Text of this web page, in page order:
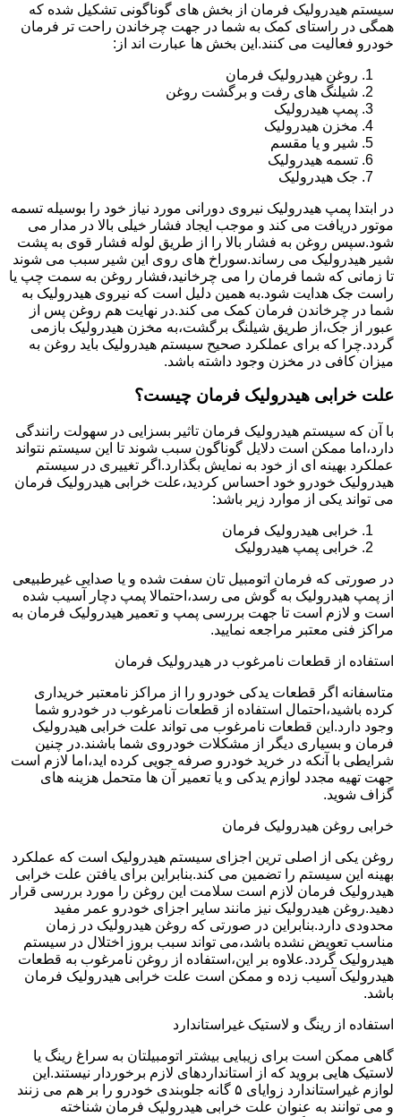
سیستم هیدرولیک فرمان از بخش های گوناگونی تشکیل شده که
همگی در راستای کمک به شما در جهت چرخاندن راحت تر فرمان
خودرو فعالیت می کنند.این بخش ها عبارت اند از:
روغن هیدرولیک فرمان
شیلنگ های رفت و برگشت روغن
پمپ هیدرولیک
مخزن هیدرولیک
شیر و یا مقسم
تسمه هیدرولیک
جک هیدرولیک
در ابتدا پمپ هیدرولیک نیروی دورانی مورد نیاز خود را بوسیله تسمه
موتور دریافت می کند و موجب ایجاد فشار خیلی بالا در مدار می
شود.سپس روغن به فشار بالا را از طریق لوله فشار قوی به پشت
شیر هیدرولیک می رساند.سوراخ های روی این شیر سبب می شوند
تا زمانی که شما فرمان را می چرخانید،فشار روغن به سمت چپ یا
راست جک هدایت شود.به همین دلیل است که نیروی هیدرولیک به
شما در چرخاندن فرمان کمک می کند.در نهایت هم روغن پس از
عبور از جک،از طریق شیلنگ برگشت،به مخزن هیدرولیک بازمی
گردد.چرا که برای عملکرد صحیح سیستم هیدرولیک باید روغن به
میزان کافی در مخزن وجود داشته باشد.
علت خرابی هیدرولیک فرمان چیست؟
با آن که سیستم هیدرولیک فرمان تاثیر بسزایی در سهولت رانندگی
دارد،اما ممکن است دلایل گوناگون سبب شوند تا این سیستم نتواند
عملکرد بهینه ای از خود به نمایش بگذارد.اگر تغییری در سیستم
هیدرولیک خودرو خود احساس کردید،علت خرابی هیدرولیک فرمان
می تواند یکی از موارد زیر باشد:
خرابی هیدرولیک فرمان
خرابی پمپ هیدرولیک
در صورتی که فرمان اتومبیل تان سفت شده و یا صدایی غیرطبیعی
از پمپ هیدرولیک به گوش می رسد،احتمالا پمپ دچار آسیب شده
است و لازم است تا جهت بررسی پمپ و تعمیر هیدرولیک فرمان به
مراکز فنی معتبر مراجعه نمایید.
استفاده از قطعات نامرغوب در هیدرولیک فرمان
متاسفانه اگر قطعات یدکی خودرو را از مراکز نامعتبر خریداری
کرده باشید،احتمال استفاده از قطعات نامرغوب در خودرو شما
وجود دارد.این قطعات نامرغوب می تواند علت خرابی هیدرولیک
فرمان و بسیاری دیگر از مشکلات خودروی شما باشند.در چنین
شرایطی با آنکه در خرید خودرو صرفه جویی کرده اید،اما لازم است
جهت تهیه مجدد لوازم یدکی و یا تعمیر آن ها متحمل هزینه های
گزاف شوید.
خرابی روغن هیدرولیک فرمان
روغن یکی از اصلی ترین اجزای سیستم هیدرولیک است که عملکرد
بهینه این سیستم را تضمین می کند.بنابراین برای یافتن علت خرابی
هیدرولیک فرمان لازم است سلامت این روغن را مورد بررسی قرار
دهید.روغن هیدرولیک نیز مانند سایر اجزای خودرو عمر مفید
محدودی دارد.بنابراین در صورتی که روغن هیدرولیک در زمان
مناسب تعویض نشده باشد،می تواند سبب بروز اختلال در سیستم
هیدرولیک گردد.علاوه بر این،استفاده از روغن نامرغوب به قطعات
هیدرولیک آسیب زده و ممکن است علت خرابی هیدرولیک فرمان
باشد.
استفاده از رینگ و لاستیک غیراستاندارد
گاهی ممکن است برای زیبایی بیشتر اتومبیلتان به سراغ رینگ یا
لاستیک هایی بروید که از استانداردهای لازم برخوردار نیستند.این
لوازم غیراستاندارد زوایای ۵ گانه جلوبندی خودرو را بر هم می زنند
و می توانند به عنوان علت خرابی هیدرولیک فرمان شناخته